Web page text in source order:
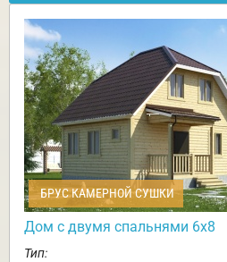
БРУС КАМЕРНОЙ СУШКИ
Дом с двумя спальнями 6х8
Тип: